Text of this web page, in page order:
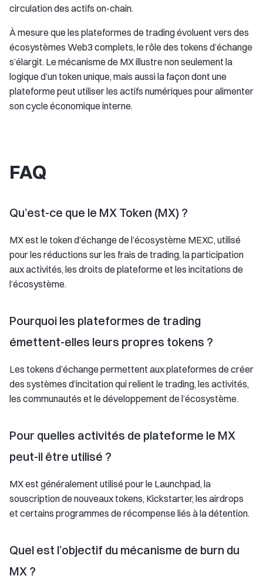
circulation des actifs on-chain.
À mesure que les plateformes de trading évoluent vers des
écosystèmes Web3 complets, le rôle des tokens d’échange
s’élargit. Le mécanisme de MX illustre non seulement la
logique d’un token unique, mais aussi la façon dont une
plateforme peut utiliser les actifs numériques pour alimenter
son cycle économique interne.
FAQ
Qu’est-ce que le MX Token (MX) ?
MX est le token d’échange de l’écosystème MEXC, utilisé
pour les réductions sur les frais de trading, la participation
aux activités, les droits de plateforme et les incitations de
l’écosystème.
Pourquoi les plateformes de trading
émettent-elles leurs propres tokens ?
Les tokens d’échange permettent aux plateformes de créer
des systèmes d’incitation qui relient le trading, les activités,
les communautés et le développement de l’écosystème.
Pour quelles activités de plateforme le MX
peut-il être utilisé ?
MX est généralement utilisé pour le Launchpad, la
souscription de nouveaux tokens, Kickstarter, les airdrops
et certains programmes de récompense liés à la détention.
Quel est l’objectif du mécanisme de burn du
MX ?